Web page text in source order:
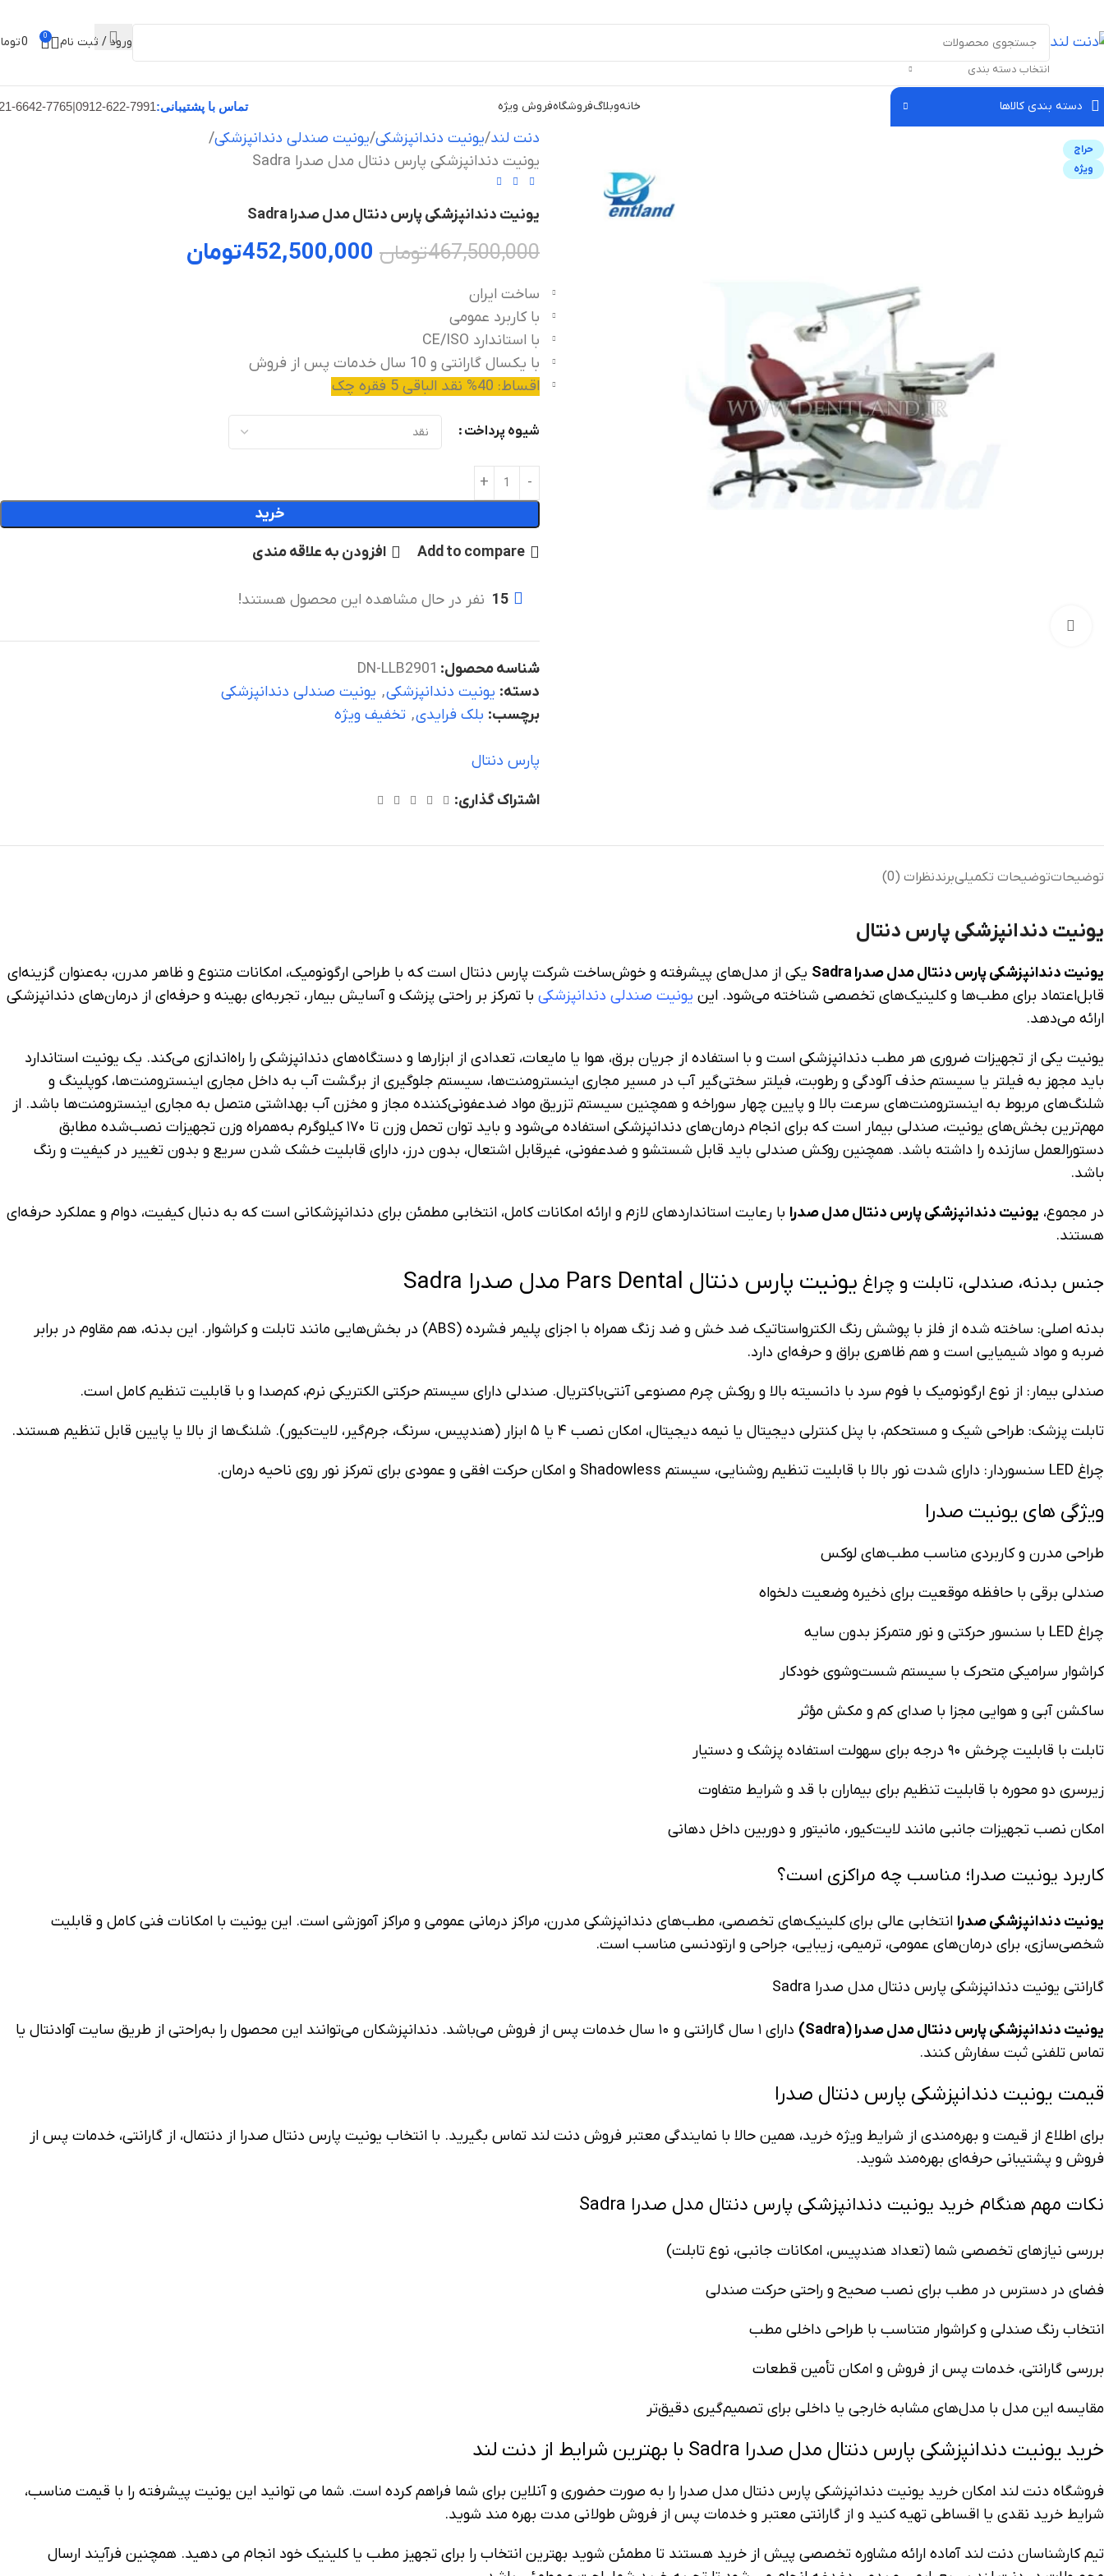
انتخاب دسته بندی
ورود / ثبت نام 0
0
دسته بندی کالاها خانهوبلاگفروشگاهفروش ویژه تماس با پشتیبانی:0912-622-7991
|
6642-7765
حراج
ویژه
دنت لند یونیت دندانپزشکی یونیت صندلی دندانپزشکی
یونیت دندانپزشکی پارس دنتال مدل صدرا Sadra
یونیت دندانپزشکی پارس دنتال مدل صدرا Sadra
467,500,000تومان 452,500,000تومان
ساخت ایران
با کاربرد عمومی
با استاندارد CE/ISO
با یکسال گارانتی و 10 سال خدمات پس از فروش
اقساط: 40% نقد الباقی 5 فقره چک
شیوه پرداخت
خرید
Add to compare افزودن به علاقه مندی
15 نفر در حال مشاهده این محصول هستند!
شناسه محصول: DN-LLB2901
دسته: یونیت دندانپزشکی, یونیت صندلی دندانپزشکی
برچسب: بلک فرایدی, تخفیف ویژه
پارس دنتال
اشتراک گذاری:
توضیحاتتوضیحات تکمیلیبرندنظرات (0)
یونیت دندانپزشکی پارس دنتال
یونیت دندانپزشکی پارس دنتال مدل صدرا Sadra
یکی از مدل‌های پیشرفته و خوش‌ساخت شرکت پارس دنتال است که با طراحی ارگونومیک، امکانات متنوع و ظاهر مدرن، به‌عنوان گزینه‌ای
قابل‌اعتماد برای مطب‌ها و کلینیک‌های تخصصی شناخته می‌شود. این یونیت صندلی دندانپزشکی با تمرکز بر راحتی پزشک و آسایش بیمار، تجربه‌ای بهینه و حرفه‌ای از درمان‌های دندانپزشکی
ارائه می‌دهد.
یونیت یکی از تجهیزات ضروری هر مطب دندانپزشکی است و با استفاده از جریان برق، هوا یا مایعات، تعدادی از ابزارها و دستگاه‌های دندانپزشکی را راه‌اندازی می‌کند. یک یونیت استاندارد
باید مجهز به فیلتر یا سیستم حذف آلودگی و رطوبت، فیلتر سختی‌گیر آب در مسیر مجاری اینسترومنت‌ها، سیستم جلوگیری از برگشت آب به داخل مجاری اینسترومنت‌ها، کوپلینگ و
شلنگ‌های مربوط به اینسترومنت‌های سرعت بالا و پایین چهار سوراخه و همچنین سیستم تزریق مواد ضدعفونی‌کننده مجاز و مخزن آب بهداشتی متصل به مجاری اینسترومنت‌ها باشد. از
مهم‌ترین بخش‌های یونیت، صندلی بیمار است که برای انجام درمان‌های دندانپزشکی استفاده می‌شود و باید توان تحمل وزن تا ۱۷۰ کیلوگرم به‌همراه وزن تجهیزات نصب‌شده مطابق
دستورالعمل سازنده را داشته باشد. همچنین روکش صندلی باید قابل شستشو و ضدعفونی، غیرقابل اشتعال، بدون درز، دارای قابلیت خشک شدن سریع و بدون تغییر در کیفیت و رنگ
باشد.
در مجموع، یونیت دندانپزشکی پارس دنتال مدل صدرا با رعایت استانداردهای لازم و ارائه امکانات کامل، انتخابی مطمئن برای دندانپزشکانی است که به دنبال کیفیت، دوام و عملکرد حرفه‌ای
هستند.
جنس بدنه، صندلی، تابلت و چراغ یونیت پارس دنتال Pars Dental مدل صدرا Sadra
بدنه اصلی: ساخته شده از فلز با پوشش رنگ الکترواستاتیک ضد خش و ضد زنگ همراه با اجزای پلیمر فشرده (ABS) در بخش‌هایی مانند تابلت و کراشوار. این بدنه، هم مقاوم در برابر
ضربه و مواد شیمیایی است و هم ظاهری براق و حرفه‌ای دارد.
صندلی بیمار: از نوع ارگونومیک با فوم سرد با دانسیته بالا و روکش چرم مصنوعی آنتی‌باکتریال. صندلی دارای سیستم حرکتی الکتریکی نرم، کم‌صدا و با قابلیت تنظیم کامل است.
تابلت پزشک: طراحی شیک و مستحکم، با پنل کنترلی دیجیتال یا نیمه دیجیتال، امکان نصب ۴ یا ۵ ابزار (هندپیس، سرنگ، جرم‌گیر، لایت‌کیور). شلنگ‌ها از بالا یا پایین قابل تنظیم هستند.
چراغ LED سنسوردار: دارای شدت نور بالا با قابلیت تنظیم روشنایی، سیستم Shadowless و امکان حرکت افقی و عمودی برای تمرکز نور روی ناحیه درمان.
ویژگی های یونیت صدرا
طراحی مدرن و کاربردی مناسب مطب‌های لوکس
صندلی برقی با حافظه موقعیت برای ذخیره وضعیت دلخواه
چراغ LED با سنسور حرکتی و نور متمرکز بدون سایه
کراشوار سرامیکی متحرک با سیستم شست‌وشوی خودکار
ساکشن آبی و هوایی مجزا با صدای کم و مکش مؤثر
تابلت با قابلیت چرخش ۹۰ درجه برای سهولت استفاده پزشک و دستیار
زیرسری دو محوره با قابلیت تنظیم برای بیماران با قد و شرایط متفاوت
امکان نصب تجهیزات جانبی مانند لایت‌کیور، مانیتور و دوربین داخل دهانی
کاربرد یونیت صدرا؛ مناسب چه مراکزی است؟
یونیت دندانپزشکی صدرا انتخابی عالی برای کلینیک‌های تخصصی، مطب‌های دندانپزشکی مدرن، مراکز درمانی عمومی و مراکز آموزشی است. این یونیت با امکانات فنی کامل و قابلیت
شخصی‌سازی، برای درمان‌های عمومی، ترمیمی، زیبایی، جراحی و ارتودنسی مناسب است.
گارانتی یونیت دندانپزشکی پارس دنتال مدل صدرا Sadra
یونیت دندانپزشکی پارس دنتال مدل صدرا (Sadra)
دارای ۱ سال گارانتی و ۱۰ سال خدمات پس از فروش می‌باشد. دندانپزشکان می‌توانند این محصول را به‌راحتی از طریق سایت آوادنتال یا
تماس تلفنی ثبت سفارش کنند.
قیمت یونیت دندانپزشکی پارس دنتال صدرا
برای اطلاع از قیمت و بهره‌مندی از شرایط ویژه خرید، همین حالا با نمایندگی معتبر فروش دنت لند تماس بگیرید. با انتخاب یونیت پارس دنتال صدرا از دنتمال، از گارانتی، خدمات پس از
فروش و پشتیبانی حرفه‌ای بهره‌مند شوید.
نکات مهم هنگام خرید یونیت دندانپزشکی پارس دنتال مدل صدرا Sadra
بررسی نیازهای تخصصی شما (تعداد هندپیس، امکانات جانبی، نوع تابلت)
فضای در دسترس در مطب برای نصب صحیح و راحتی حرکت صندلی
انتخاب رنگ صندلی و کراشوار متناسب با طراحی داخلی مطب
بررسی گارانتی، خدمات پس از فروش و امکان تأمین قطعات
مقایسه این مدل با مدل‌های مشابه خارجی یا داخلی برای تصمیم‌گیری دقیق‌تر
خرید یونیت دندانپزشکی پارس دنتال مدل صدرا Sadra با بهترین شرایط از دنت لند
فروشگاه دنت لند امکان خرید یونیت دندانپزشکی پارس دنتال مدل صدرا را به صورت حضوری و آنلاین برای شما فراهم کرده است. شما می توانید این یونیت پیشرفته را با قیمت مناسب،
شرایط خرید نقدی یا اقساطی تهیه کنید و از گارانتی معتبر و خدمات پس از فروش طولانی مدت بهره مند شوید.
تیم کارشناسان دنت لند آماده ارائه مشاوره تخصصی پیش از خرید هستند تا مطمئن شوید بهترین انتخاب را برای تجهیز مطب یا کلینیک خود انجام می دهید. همچنین فرآیند ارسال